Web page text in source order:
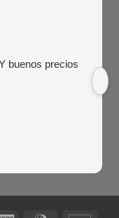
buenos precios